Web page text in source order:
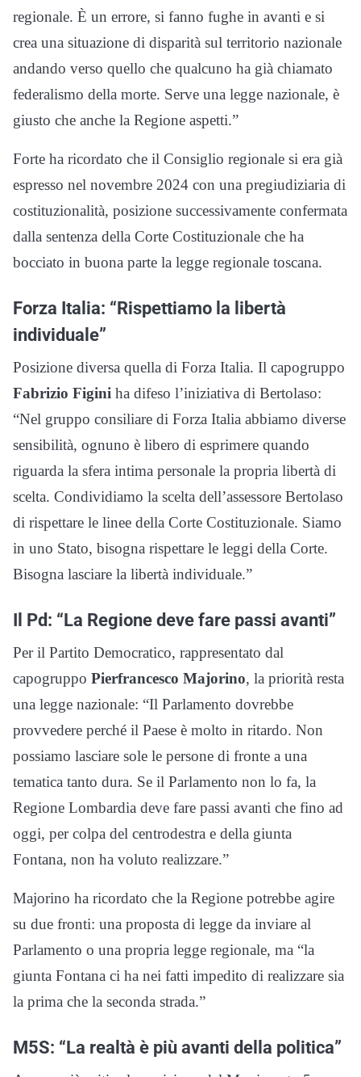
regionale. È un errore, si fanno fughe in avanti e si
crea una situazione di disparità sul territorio nazionale
andando verso quello che qualcuno ha già chiamato
federalismo della morte. Serve una legge nazionale, è
giusto che anche la Regione aspetti.”
Forte ha ricordato che il Consiglio regionale si era già
espresso nel novembre 2024 con una pregiudiziaria di
costituzionalità, posizione successivamente confermata
dalla sentenza della Corte Costituzionale che ha
bocciato in buona parte la legge regionale toscana.
Forza Italia: “Rispettiamo la libertà
individuale”
Posizione diversa quella di Forza Italia. Il capogruppo
Fabrizio Figini ha difeso l’iniziativa di Bertolaso:
“Nel gruppo consiliare di Forza Italia abbiamo diverse
sensibilità, ognuno è libero di esprimere quando
riguarda la sfera intima personale la propria libertà di
scelta. Condividiamo la scelta dell’assessore Bertolaso
di rispettare le linee della Corte Costituzionale. Siamo
in uno Stato, bisogna rispettare le leggi della Corte.
Bisogna lasciare la libertà individuale.”
Il Pd: “La Regione deve fare passi avanti”
Per il Partito Democratico, rappresentato dal
capogruppo Pierfrancesco Majorino, la priorità resta
una legge nazionale: “Il Parlamento dovrebbe
provvedere perché il Paese è molto in ritardo. Non
possiamo lasciare sole le persone di fronte a una
tematica tanto dura. Se il Parlamento non lo fa, la
Regione Lombardia deve fare passi avanti che fino ad
oggi, per colpa del centrodestra e della giunta
Fontana, non ha voluto realizzare.”
Majorino ha ricordato che la Regione potrebbe agire
su due fronti: una proposta di legge da inviare al
Parlamento o una propria legge regionale, ma “la
giunta Fontana ci ha nei fatti impedito di realizzare sia
la prima che la seconda strada.”
M5S: “La realtà è più avanti della politica”